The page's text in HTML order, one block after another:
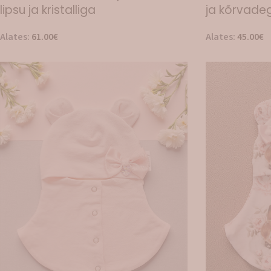
lipsu ja kristalliga
Alates: 61.00€
ja
Alates:45.00€